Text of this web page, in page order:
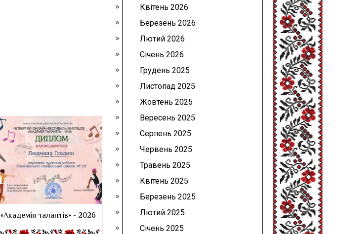
«Академія талантів» - 2026
Квітень 2026
Березень 2026
Лютий 2026
Січень 2026
Грудень 2025
Листопад 2025
Жовтень 2025
Вересень 2025
Серпень 2025
Червень 2025
Травень 2025
Квітень 2025
Березень 2025
Лютий 2025
Січень 2025